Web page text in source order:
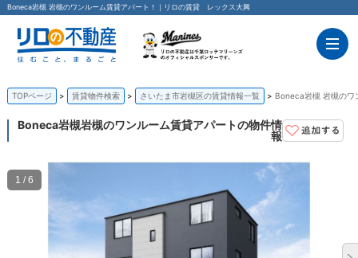
Boneca岩槻 岩槻のワンルーム賃貸アパート！｜リロの賃貸 レックス大興
TOPページ 賃貸物件検索 さいたま市岩槻区の賃貸情報一覧 Boneca岩槻 岩槻のワ
Boneca岩槻岩槻のワンルーム賃貸アパートの物件情
報
1 / 6